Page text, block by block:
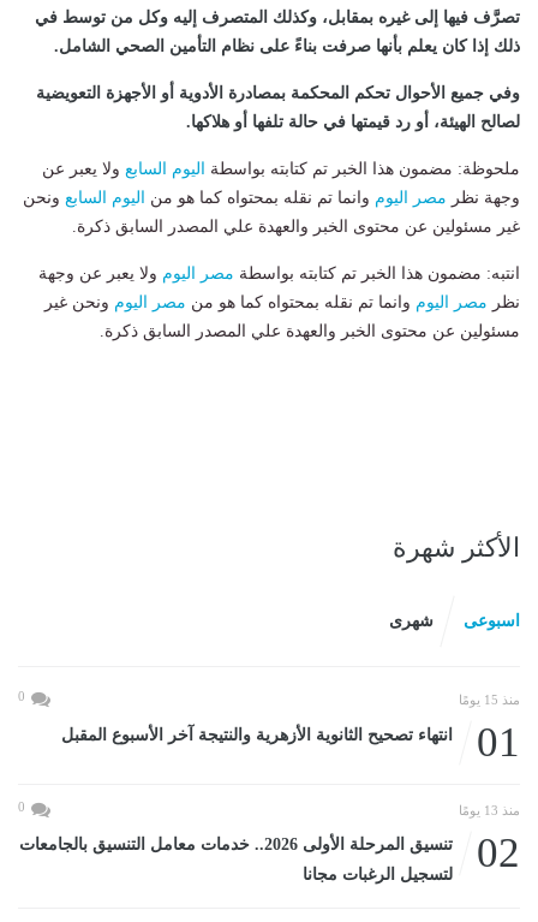
تصرَّف فيها إلى غيره بمقابل، وكذلك المتصرف إليه وكل من توسط في
ذلك إذا كان يعلم بأنها صرفت بناءً على نظام التأمين الصحي الشامل.
وفي جميع الأحوال تحكم المحكمة بمصادرة الأدوية أو الأجهزة التعويضية
لصالح الهيئة، أو رد قيمتها في حالة تلفها أو هلاكها.
ملحوظة: مضمون هذا الخبر تم كتابته بواسطة اليوم السابع ولا يعبر عن
وجهة نظر مصر اليوم وانما تم نقله بمحتواه كما هو من اليوم السابع ونحن
غير مسئولين عن محتوى الخبر والعهدة علي المصدر السابق ذكرة.
انتبه: مضمون هذا الخبر تم كتابته بواسطة مصر اليوم ولا يعبر عن وجهة
نظر مصر اليوم وانما تم نقله بمحتواه كما هو من مصر اليوم ونحن غير
مسئولين عن محتوى الخبر والعهدة علي المصدر السابق ذكرة.
الأكثر شهرة
اسبوعى شهرى
منذ 15 يومًا 0
01 انتهاء تصحيح الثانوية الأزهرية والنتيجة آخر الأسبوع المقبل
منذ 13 يومًا 0
02
تنسيق المرحلة الأولى 2026.. خدمات معامل التنسيق بالجامعات
لتسجيل الرغبات مجانا